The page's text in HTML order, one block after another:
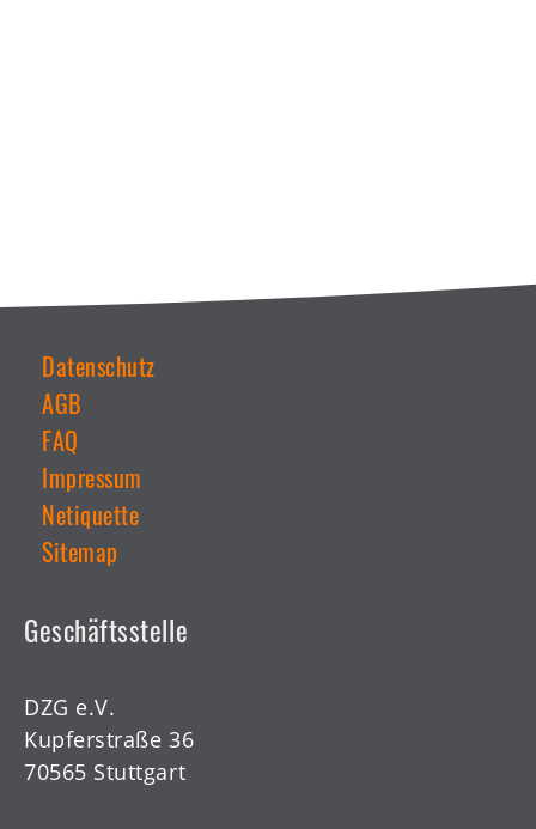
Weiterführende
Links
Datenschutz
AGB
FAQ
Impressum
Netiquette
Sitemap
Geschäftsstelle
DZG e.V.
Kupferstraße 36
70565 Stuttgart